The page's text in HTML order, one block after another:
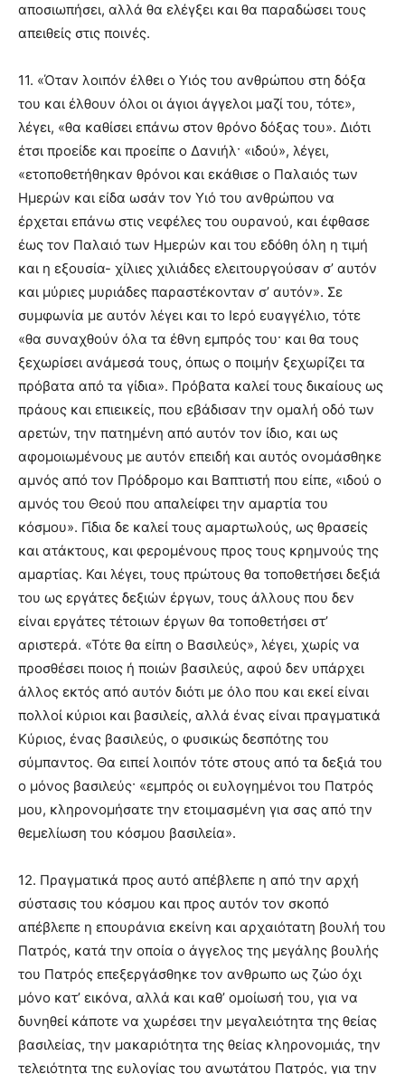
αποσιωπήσει, αλλά θα ελέγξει και θα παραδώσει τους
απειθείς στις ποινές.
11. «Όταν λοιπόν έλθει ο Υιός του ανθρώπου στη δόξα
του και έλθουν όλοι οι άγιοι άγγελοι μαζί του, τότε»,
λέγει, «θα καθίσει επάνω στον θρόνο δόξας του». Διότι
έτσι προείδε και προείπε ο Δανιήλ· «ιδού», λέγει,
«ετοποθετήθηκαν θρόνοι και εκάθισε ο Παλαιός των
Ημερών και είδα ωσάν τον Υιό του ανθρώπου να
έρχεται επάνω στις νεφέλες του ουρανού, και έφθασε
έως τον Παλαιό των Ημερών και του εδόθη όλη η τιμή
και η εξουσία- χίλιες χιλιάδες ελειτουργούσαν σ’ αυτόν
και μύριες μυριάδες παραστέκονταν σ’ αυτόν». Σε
συμφωνία με αυτόν λέγει και το Ιερό ευαγγέλιο, τότε
«θα συναχθούν όλα τα έθνη εμπρός του· και θα τους
ξεχωρίσει ανάμεσά τους, όπως ο ποιμήν ξεχωρίζει τα
πρόβατα από τα γίδια». Πρόβατα καλεί τους δικαίους ως
πράους και επιεικείς, που εβάδισαν την ομαλή οδό των
αρετών, την πατημένη από αυτόν τον ίδιο, και ως
αφομοιωμένους με αυτόν επειδή και αυτός ονομάσθηκε
αμνός από τον Πρόδρομο και Βαπτιστή που είπε, «ιδού ο
αμνός του Θεού που απαλείφει την αμαρτία του
κόσμου». Γίδια δε καλεί τους αμαρτωλούς, ως θρασείς
και ατάκτους, και φερομένους προς τους κρημνούς της
αμαρτίας. Και λέγει, τους πρώτους θα τοποθετήσει δεξιά
του ως εργάτες δεξιών έργων, τους άλλους που δεν
είναι εργάτες τέτοιων έργων θα τοποθετήσει στ’
αριστερά. «Τότε θα είπη ο Βασιλεύς», λέγει, χωρίς να
προσθέσει ποιος ή ποιών βασιλεύς, αφού δεν υπάρχει
άλλος εκτός από αυτόν διότι με όλο που και εκεί είναι
πολλοί κύριοι και βασιλείς, αλλά ένας είναι πραγματικά
Κύριος, ένας βασιλεύς, ο φυσικώς δεσπότης του
σύμπαντος. Θα ειπεί λοιπόν τότε στους από τα δεξιά του
ο μόνος βασιλεύς· «εμπρός οι ευλογημένοι του Πατρός
μου, κληρονομήσατε την ετοιμασμένη για σας από την
θεμελίωση του κόσμου βασιλεία».
12. Πραγματικά προς αυτό απέβλεπε η από την αρχή
σύστασις του κόσμου και προς αυτόν τον σκοπό
απέβλεπε η επουράνια εκείνη και αρχαιότατη βουλή του
Πατρός, κατά την οποία ο άγγελος της μεγάλης βουλής
του Πατρός επεξεργάσθηκε τον ανθρωπο ως ζώο όχι
μόνο κατ’ εικόνα, αλλά και καθ’ ομοίωσή του, για να
δυνηθεί κάποτε να χωρέσει την μεγαλειότητα της θείας
βασιλείας, την μακαριότητα της θείας κληρονομιάς, την
τελειότητα της ευλογίας του ανωτάτου Πατρός, για την